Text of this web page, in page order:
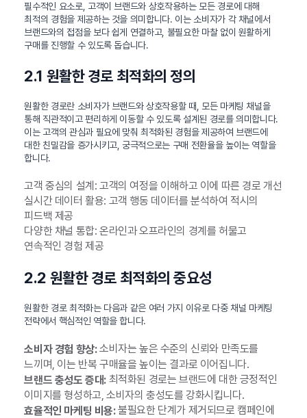
필수적인 요소로, 고객이 브랜드와 상호작용하는 모든 경로에 대해
최적의 경험을 제공하는 것을 의미합니다. 이는 소비자가 각 채널에서
브랜드와의 접점을 보다 쉽게 연결하고, 불필요한 마찰 없이 원활하게
구매를 진행할 수 있도록 돕습니다.
2.1 원활한 경로 최적화의 정의
원활한 경로란 소비자가 브랜드와 상호작용할 때, 모든 마케팅 채널을
통해 직관적이고 편리하게 이동할 수 있도록 설계된 경로를 의미합니다.
이는 고객의 관심과 필요에 맞춰 최적화된 경험을 제공하여 브랜드에
대한 친밀감을 증가시키고, 궁극적으로는 구매 전환율을 높이는 역할을
합니다.
고객 중심의 설계: 고객의 여정을 이해하고 이에 따른 경로 개선
실시간 데이터 활용: 고객 행동 데이터를 분석하여 적시의
피드백 제공
다양한 채널 통합: 온라인과 오프라인의 경계를 허물고
연속적인 경험 제공
2.2 원활한 경로 최적화의 중요성
원활한 경로 최적화는 다음과 같은 여러 가지 이유로 다중 채널 마케팅
전략에서 핵심적인 역할을 합니다.
소비자 경험 향상:소비자는 높은 수준의 신뢰와 만족도를
느끼며, 이는 반복 구매율을 높이는 결과로 이어집니다.
브랜드 충성도 증대:최적화된 경로는 브랜드에 대한 긍정적인
이미지를 형성하고, 소비자의 충성도를 강화시킵니다.
효율적인 마케팅 비용:불필요한 단계가 제거되므로 캠페인에